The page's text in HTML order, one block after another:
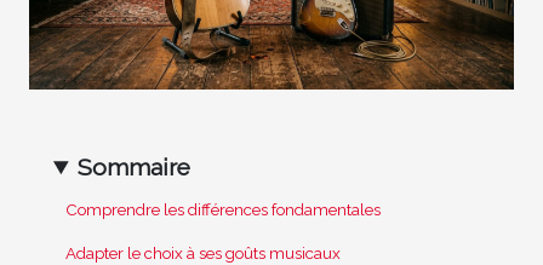
Sommaire
Comprendre les différences fondamentales
Adapter le choix à ses goûts musicaux